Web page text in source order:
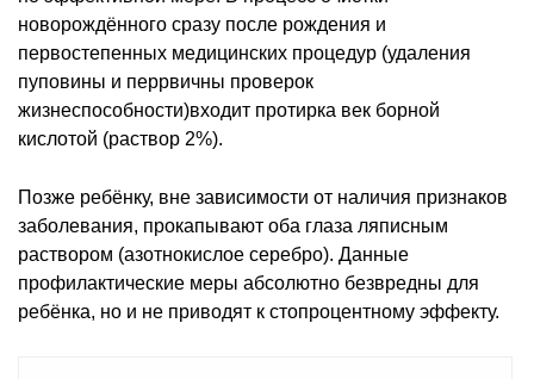
новорождённого сразу после рождения и
первостепенных медицинских процедур (удаления
пуповины и перрвичны проверок
жизнеспособности)входит протирка век борной
кислотой (раствор 2%).
Позже ребёнку, вне зависимости от наличия признаков
заболевания, прокапывают оба глаза ляписным
раствором (азотнокислое серебро). Данные
профилактические меры абсолютно безвредны для
ребёнка, но и не приводят к стопроцентному эффекту.